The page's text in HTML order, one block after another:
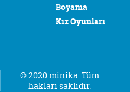
Boyama
Kız Oyunları
© 2020 minika. Tüm
hakları saklıdır.